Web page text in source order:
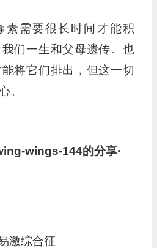
素需要很长时间才能积
们一生和父母遗传。也
将它们排出，但这一切
。
wings-144的分享·
激综合征